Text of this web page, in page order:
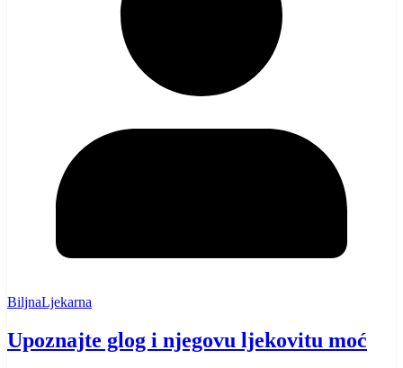
BiljnaLjekarna
Upoznajte glog i njegovu ljekovitu moć